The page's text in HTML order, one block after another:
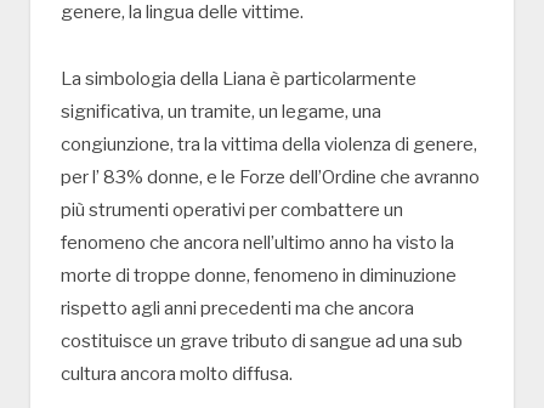
genere, la lingua delle vittime.
La simbologia della Liana è particolarmente
significativa, un tramite, un legame, una
congiunzione, tra la vittima della violenza di genere,
per l’ 83% donne, e le Forze dell’Ordine che avranno
più strumenti operativi per combattere un
fenomeno che ancora nell’ultimo anno ha visto la
morte di troppe donne, fenomeno in diminuzione
rispetto agli anni precedenti ma che ancora
costituisce un grave tributo di sangue ad una sub
cultura ancora molto diffusa.